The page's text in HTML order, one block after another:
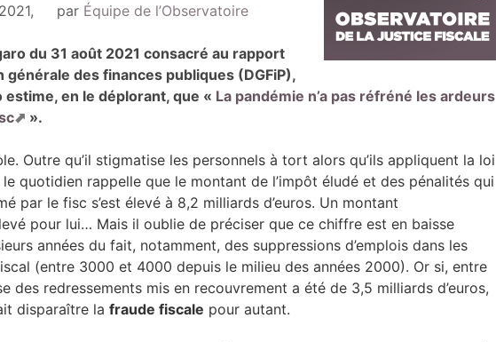
, par Équipe de l’Observatoire
du 31 août 2021 consacré au rapport
générale des finances publiques (DGFiP),
estime, en le déplorant, que « La pandémie n’a pas réfréné les ardeurs
».
Outre qu’il stigmatise les personnels à tort alors qu’ils appliquent la loi
quotidien rappelle que le montant de l’impôt éludé et des pénalités qui
par le fisc s’est élevé à 8,2 milliards d’euros. Un montant
pour lui… Mais il oublie de préciser que ce chiffre est en baisse
années du fait, notamment, des suppressions d’emplois dans les
(entre 3000 et 4000 depuis le milieu des années 2000). Or si, entre
des redressements mis en recouvrement a été de 3,5 milliards d’euros,
disparaître la fraude fiscale pour autant.